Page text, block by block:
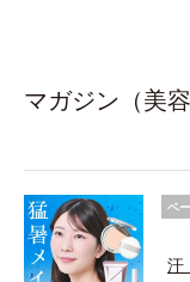
マガジン（美
ベ
汗